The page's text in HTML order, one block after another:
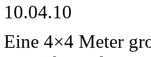
Eine 4×4 Meter